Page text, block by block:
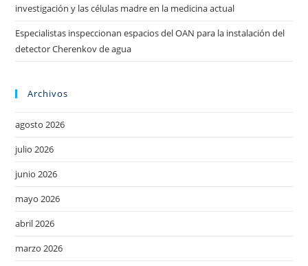
investigación y las células madre en la medicina actual
Especialistas inspeccionan espacios del OAN para la instalación del
detector Cherenkov de agua
Archivos
agosto 2026
julio 2026
junio 2026
mayo 2026
abril 2026
marzo 2026